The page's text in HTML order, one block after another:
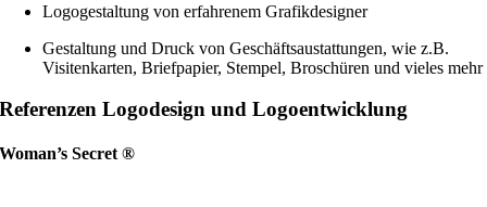
Logogestaltung von erfahrenem Grafikdesigner
Gestaltung und Druck von Geschäftsaustattungen, wie z.B.
Visitenkarten, Briefpapier, Stempel, Broschüren und vieles mehr
Referenzen Logodesign und Logoentwicklung
Woman’s Secret ®